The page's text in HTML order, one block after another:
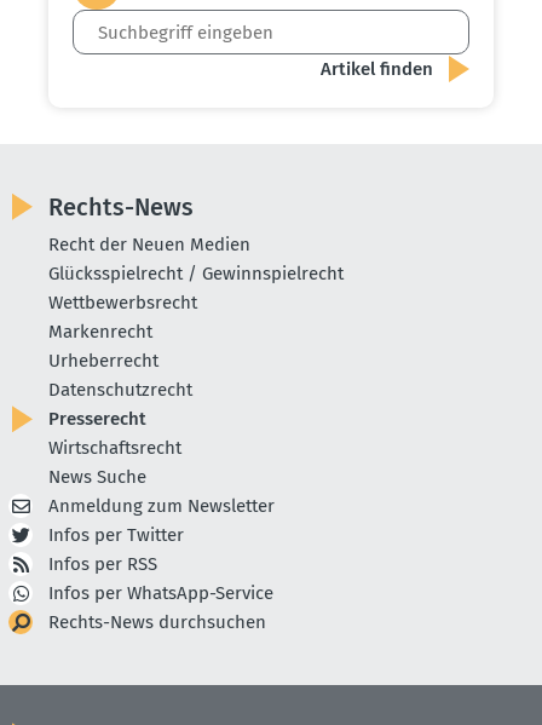
Rechts-News
Recht der Neuen Medien
Glücksspielrecht / Gewinnspielrecht
Wettbewerbsrecht
Markenrecht
Urheberrecht
Datenschutzrecht
Presserecht
Wirtschaftsrecht
News Suche
Anmeldung zum Newsletter
Infos per Twitter
Infos per RSS
Infos per WhatsApp-Service
Rechts-News durchsuchen